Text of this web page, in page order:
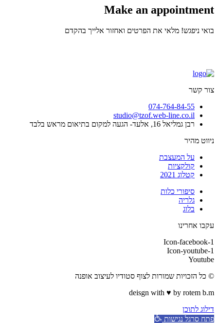
Make an appointment
בואי ניפגש! מלאי את הפרטים ואחזור אלייך בהקדם
צור קשר
074-764-84-55
studio@tzof.web-line.co.il
רבן גמליאל 16, אלעד- הגעה למקום בתיאום מראש בלבד
ניווט מהיר
על המעצבת
קולקציות
קטלוג 2021
סיפורי כלות
גלריה
בלוג
עקבו אחרינו
Icon-facebook-1
Icon-youtube-1
Youtube
© כל הזכויות שמורות לצוף סטודיו לעיצוב אופנה
deisgn with ♥ by rotem b.m
דילוג לתוכן
פתח סרגל נגישות